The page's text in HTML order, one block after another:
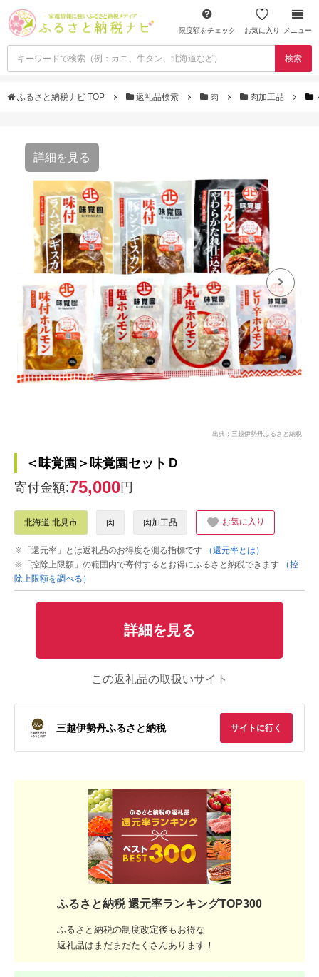
限度額をチェック お気に入り メニュー
検索
ふるさと納税ナビ TOP 返礼品検索 肉 肉加工品
詳細を見る
出典：三越伊勢丹ふるさと納税
＜味覚園＞味覚園セットＤ
寄付金額:75,000円
北海道 北見市 肉 肉加工品 お気に入り
※「還元率」とは返礼品のお得度を測る指標です
（還元率とは）
※「控除上限額」の範囲内で寄付するとお得にふるさと納税できます
（控
除上限額を調べる）
詳細を見る
この返礼品の取扱いサイト
三越伊勢丹ふるさと納税 サイトに行く
ふるさと納税 還元率ランキングTOP300
ふるさと納税の制度改定後もお得な
返礼品はまだまだたくさんあります！